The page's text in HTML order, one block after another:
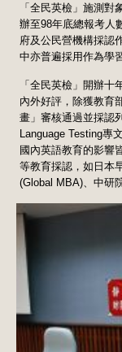
「全民英檢」施測對
辦至98年底總報考人
府及公民營機構採認
中亦普遍採用作為學
「全民英檢」開辦
內外好評，除獲教育
畫」審核通過並採認
Language Testing專
國內英語教育的影響
等教育採認，如日本
(Global MBA)、中研